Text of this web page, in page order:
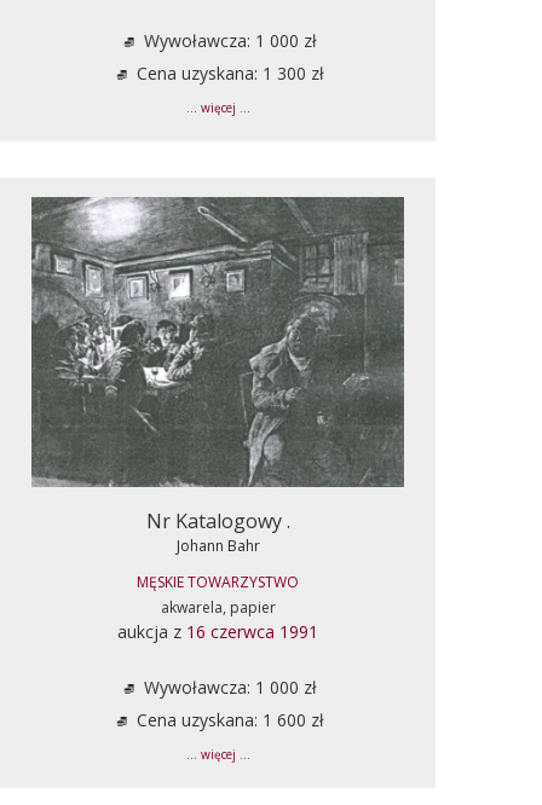
Wywoławcza: 1 000 zł
Cena uzyskana: 1 300 zł
... więcej ...
Nr Katalogowy .
Johann Bahr
MĘSKIE TOWARZYSTWO
akwarela, papier
aukcja z 16 czerwca 1991
Wywoławcza: 1 000 zł
Cena uzyskana: 1 600 zł
... więcej ...